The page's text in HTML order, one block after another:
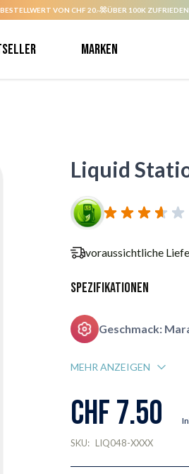
VON CHF 20.- ÜBER 100K
Marken
Liquid
voraussichtliche
Spezifikationen
Geschmack:
MEHR ANZEIGEN
CHF 7.50
SKU: LIQ048-XXXX